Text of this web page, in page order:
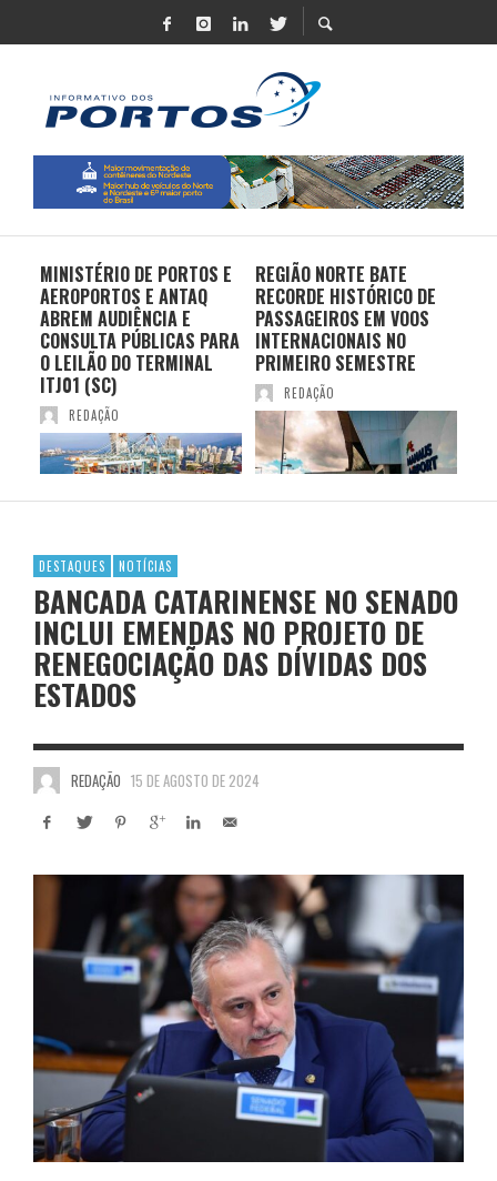
MINISTÉRIO DE PORTOS E
AEROPORTOS E ANTAQ
ABREM AUDIÊNCIA E
CONSULTA PÚBLICAS PARA
O LEILÃO DO TERMINAL
ITJ01 (SC)
REDAÇÃO
REGIÃO NORTE BATE
RECORDE HISTÓRICO DE
PASSAGEIROS EM VOOS
INTERNACIONAIS NO
PRIMEIRO SEMESTRE
REDAÇÃO
DESTAQUES NOTÍCIAS
BANCADA CATARINENSE NO SENADO
INCLUI EMENDAS NO PROJETO DE
RENEGOCIAÇÃO DAS DÍVIDAS DOS
ESTADOS
REDAÇÃO 15 DE AGOSTO DE 2024